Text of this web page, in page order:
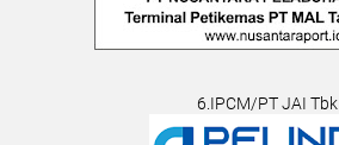
6.IPCM/PT JAI Tbk